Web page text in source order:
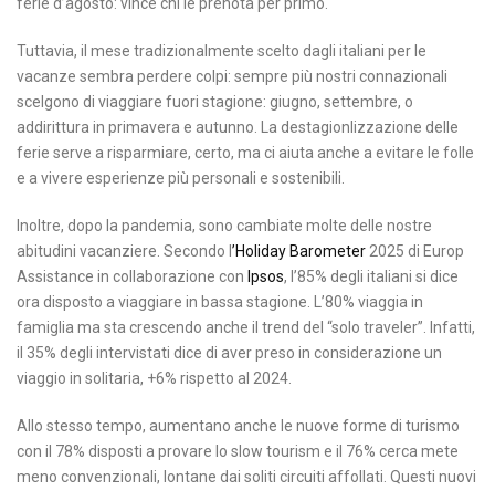
Tuttavia, il mese tradizionalmente scelto dagli italiani per le
vacanze sembra perdere colpi: sempre più nostri connazionali
scelgono di viaggiare fuori stagione: giugno, settembre, o
addirittura in primavera e autunno. La destagionlizzazione delle
ferie serve a risparmiare, certo, ma ci aiuta anche a evitare le folle
e a vivere esperienze più personali e sostenibili.
Inoltre, dopo la pandemia, sono cambiate molte delle nostre
abitudini vacanziere. Secondo l ’Holiday Barometer 2025 di Europ
Assistance in collaborazione con Ipsos, l’85% degli italiani si dice
ora disposto a viaggiare in bassa stagione. L’80% viaggia in
famiglia ma sta crescendo anche il trend del “solo traveler”. Infatti,
il 35% degli intervistati dice di aver preso in considerazione un
viaggio in solitaria, +6% rispetto al 2024.
Allo stesso tempo, aumentano anche le nuove forme di turismo
con il 78% disposti a provare lo slow tourism e il 76% cerca mete
meno convenzionali, lontane dai soliti circuiti affollati. Questi nuovi